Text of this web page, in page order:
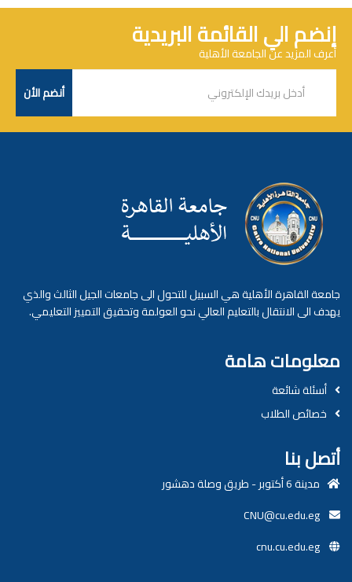
إنضم الي القائمة البريدية
أعرف المزيد عن الجامعة الأهلية
جامعة القاهرة الأهلية هي السبيل للتحول الى جامعات الجيل الثالث والذي
يهدف الى الانتقال بالتعليم العالي نحو العولمة وتحقيق التمييز التعليمي.
معلومات هامة
أسئلة شائعة
خصائص الطلاب
أتصل بنا
مدينة 6 أكتوبر - طريق وصلة دهشور
CNU@cu.edu.eg
cnu.cu.edu.eg